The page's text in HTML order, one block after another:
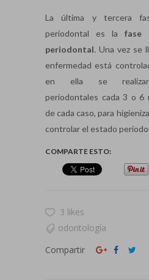
La última y tercera
periodontal es la fase
periodontal. Una vez se
enfermedad está
en ella se realizan
periodontales cada 3 o 6
de cada caso, para
controlar el estado
COMPARTE ESTO:
3 likes
odontología
Compartir